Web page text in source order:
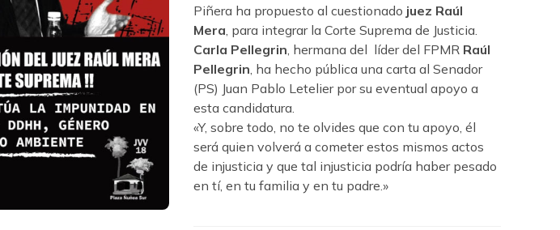
Piñera ha propuesto al cuestionado juez Raúl
Mera, para integrar la Corte Suprema de Justicia.
Carla Pellegrin, hermana del líder del FPMR Raúl
Pellegrin, ha hecho pública una carta al Senador
(PS) Juan Pablo Letelier por su eventual apoyo a
esta candidatura.
«Y, sobre todo, no te olvides que con tu apoyo, él
será quien volverá a cometer estos mismos actos
de injusticia y que tal injusticia podría haber pesado
en tí, en tu familia y en tu padre.»